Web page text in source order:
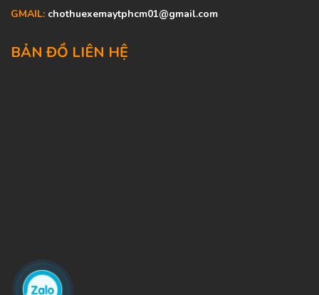
GMAIL: chothuexemaytphcm01@gmail.com
BẢN ĐỒ LIÊN HỆ